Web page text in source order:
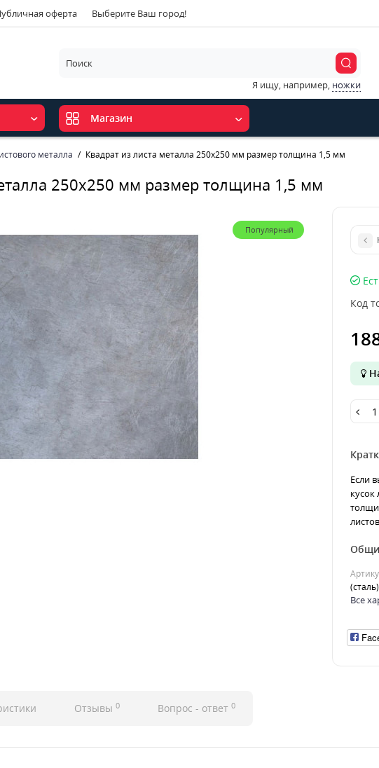
оферта Выберите Ваш город!
Я ищу, например, ножки
Магазин
металла Квадрат из листа металла 250х250 мм размер толщина 1,5 мм
250х250 мм размер толщина 1,5 мм
Популярный
Код
Если
кусок
(сталь)
Все
Отзывы 0 Вопрос - ответ 0